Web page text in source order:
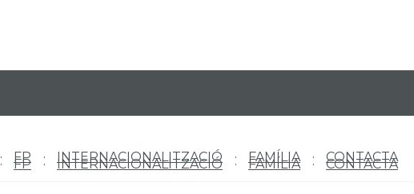
FP INTERNACIONALITZACIÓ FAMÍLIA CONTACTA
FP INTERNACIONALITZACIÓ FAMÍLIA CONTACTA